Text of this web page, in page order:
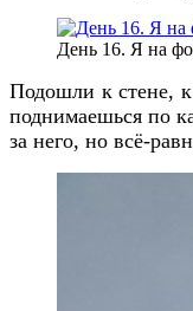
День 16. Я на
Подошли к стене,
поднимаешься по
за него, но всё-